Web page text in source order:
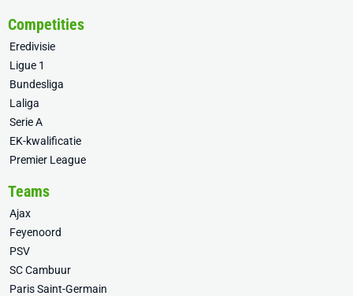
Competities
Eredivisie
Ligue 1
Bundesliga
Laliga
Serie A
EK-kwalificatie
Premier League
Teams
Ajax
Feyenoord
PSV
SC Cambuur
Paris Saint-Germain